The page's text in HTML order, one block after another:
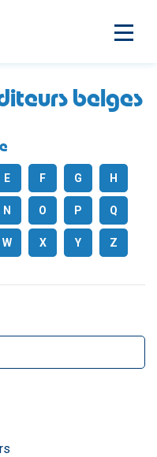
belges
E F G H
N O P Q
W X Y Z